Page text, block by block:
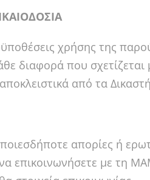
χρήσης της
διαφορά που
από τα
απορίες ή
επικοινωνήσετε με τη